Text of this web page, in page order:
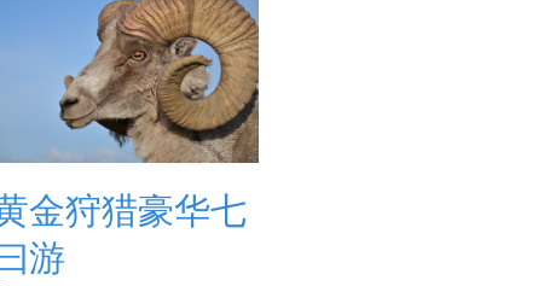
金狩猎豪华七
游